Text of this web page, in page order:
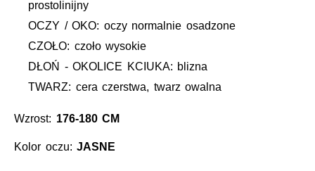
prostolinijny
OCZY / OKO: oczy normalnie osadzone
CZOŁO: czoło wysokie
DŁOŃ - OKOLICE KCIUKA: blizna
TWARZ: cera czerstwa, twarz owalna
Wzrost: 176-180 CM
Kolor oczu:JASNE